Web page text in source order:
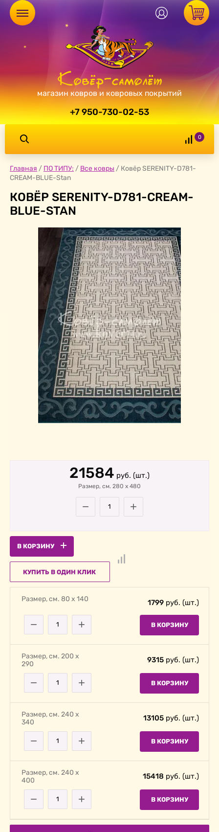
магазин ковров и ковровых покрытий
+7 950-730-02-53
0
Главная / ПО ТИПУ: / Все ковры / Ковёр SERENITY-D781-
CREAM-BLUE-Stan
КОВЁР SERENITY-D781-CREAM-
BLUE-STAN
21584 руб. (шт.)
Размер, cм. 280 х 480
− +
В КОРЗИНУ
КУПИТЬ В ОДИН КЛИК
Размер, cм. 80 х 140 1799 руб. (шт.)
− + В КОРЗИНУ
Размер, cм. 200 х
290
9315 руб. (шт.)
− + В КОРЗИНУ
Размер, cм. 240 х
340
13105 руб. (шт.)
− + В КОРЗИНУ
Размер, cм. 240 х
400
15418 руб. (шт.)
− + В КОРЗИНУ